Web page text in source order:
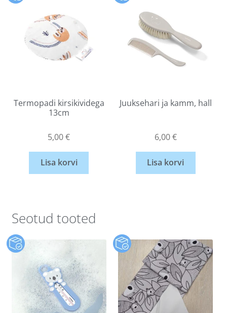
Termopadi kirsikividega
13cm
5,00€
Lisa korvi
Juuksehari ja kamm, hall
6,00€
Lisa korvi
Seotud tooted